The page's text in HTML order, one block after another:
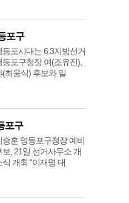
포구
등포시대는 6.3지방선거
등포구청장 여(조유진),
(최웅식) 후보와 일
포구
승훈 영등포구청장 예비
보, 21일 선거사무소 개
식 개최 “이재명 대